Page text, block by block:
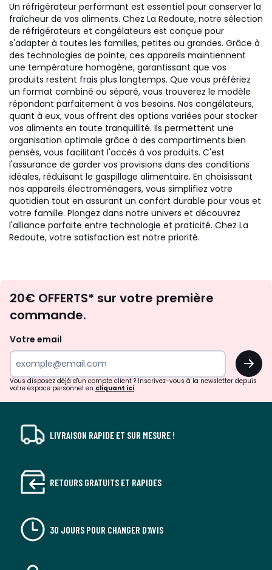
Un réfrigérateur performant est essentiel pour conserver la
fraîcheur de vos aliments. Chez La Redoute, notre sélection
de réfrigérateurs et congélateurs est conçue pour
s'adapter à toutes les familles, petites ou grandes. Grâce à
des technologies de pointe, ces appareils maintiennent
une température homogène, garantissant que vos
produits restent frais plus longtemps. Que vous préfériez
un format combiné ou séparé, vous trouverez le modèle
répondant parfaitement à vos besoins. Nos congélateurs,
quant à eux, vous offrent des options variées pour stocker
vos aliments en toute tranquillité. Ils permettent une
organisation optimale grâce à des compartiments bien
pensés, vous facilitant l'accès à vos produits. C'est
l'assurance de garder vos provisions dans des conditions
idéales, réduisant le gaspillage alimentaire. En choisissant
nos appareils électroménagers, vous simplifiez votre
quotidien tout en assurant un confort durable pour vous et
votre famille. Plongez dans notre univers et découvrez
l'alliance parfaite entre technologie et praticité. Chez La
Redoute, votre satisfaction est notre priorité.
d'inspirations
surprises?
20€ OFFERTS* sur votre première
commande.
Votre email
OK
Vous disposez déjà d'un compte client ? Inscrivez-vous à la newsletter depuis
votre espace personnel en cliquant ici
LIVRAISON RAPIDE ET SUR MESURE !
RETOURS GRATUITS ET RAPIDES
30 JOURS POUR CHANGER D'AVIS